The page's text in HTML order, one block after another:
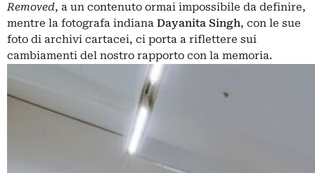
Removed, a un contenuto ormai impossibile da definire,
mentre la fotografa indiana Dayanita Singh, con le sue
foto di archivi cartacei, ci porta a riflettere sui
cambiamenti del nostro rapporto con la memoria.